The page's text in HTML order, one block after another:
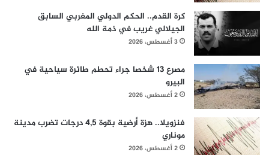
كرة القدم.. الحكم الدولي المغربي السابق
الجيلالي غريب في ذمة الله
3 أغسطس، 2026
مصرع 13 شخصا جراء تحطم طائرة سياحية في
البيرو
2 أغسطس، 2026
فنزويلا.. هزة أرضية بقوة 4,5 درجات تضرب مدينة
موناري
2 أغسطس، 2026